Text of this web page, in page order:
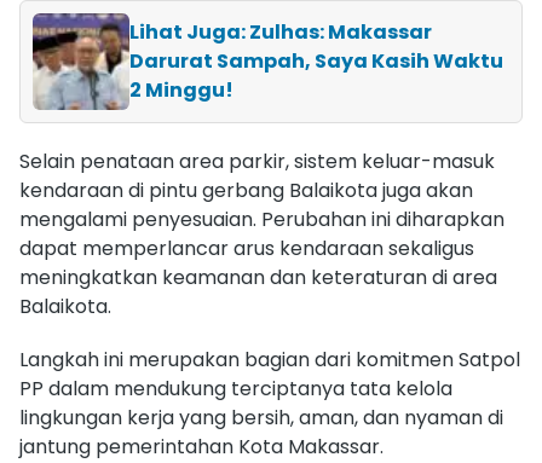
Lihat Juga: Zulhas: Makassar
Darurat Sampah, Saya Kasih Waktu
2 Minggu!
Selain penataan area parkir, sistem keluar-masuk
kendaraan di pintu gerbang Balaikota juga akan
mengalami penyesuaian. Perubahan ini diharapkan
dapat memperlancar arus kendaraan sekaligus
meningkatkan keamanan dan keteraturan di area
Balaikota.
Langkah ini merupakan bagian dari komitmen Satpol
PP dalam mendukung terciptanya tata kelola
lingkungan kerja yang bersih, aman, dan nyaman di
jantung pemerintahan Kota Makassar.